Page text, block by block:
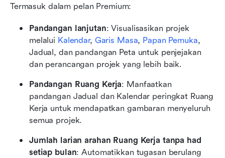
Termasuk dalam pelan Premium:
Pandangan lanjutan: Visualisasikan projek
melalui Kalendar, Garis Masa, Papan Pemuka,
Jadual, dan pandangan Peta untuk penjejakan
dan perancangan projek yang lebih baik.
Pandangan Ruang Kerja: Manfaatkan
pandangan Jadual dan Kalendar peringkat Ruang
Kerja untuk mendapatkan gambaran menyeluruh
semua projek.
Jumlah larian arahan Ruang Kerja tanpa had
setiap bulan: Automatikkan tugasan berulang